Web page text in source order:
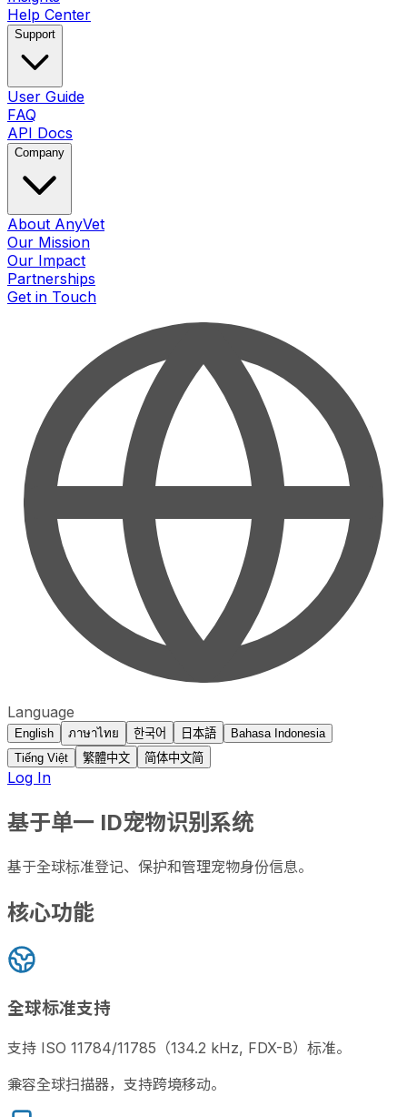
Help Center
Support
User Guide
FAQ
API Docs
Company
About AnyVet
Our Mission
Our Impact
Partnerships
Get in Touch
Language
English ภาษาไทย 한국어 日本語
Bahasa Indonesia
Tiếng Việt
繁體中文 简体中文简
Log In
基于单一 ID宠物识别系统
基于全球标准登记、保护和管理宠物身份信息。
核心功能
全球标准支持
支持 ISO 11784/11785（134.2 kHz, FDX-B）标准。
兼容全球扫描器，支持跨境移动。